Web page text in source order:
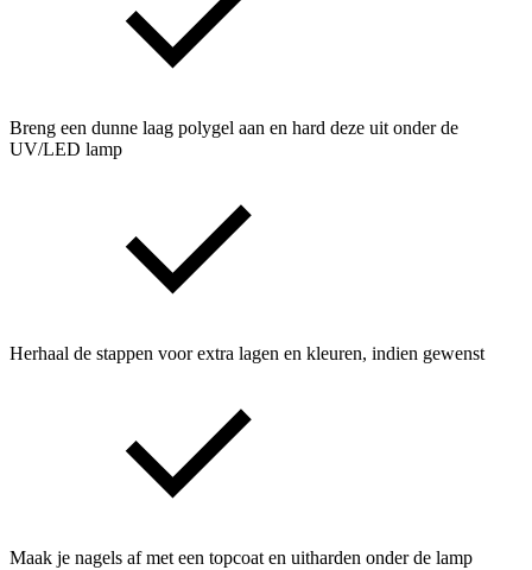
Breng een dunne laag polygel aan en hard deze uit onder de
UV/LED lamp
Herhaal de stappen voor extra lagen en kleuren, indien gewenst
Maak je nagels af met een topcoat en uitharden onder de lamp